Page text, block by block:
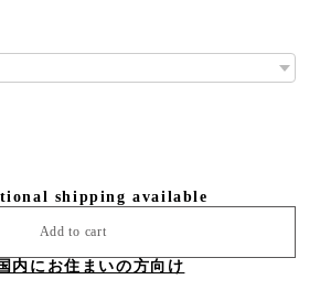
shipping available
Add to cart
内にお住まいの方向け